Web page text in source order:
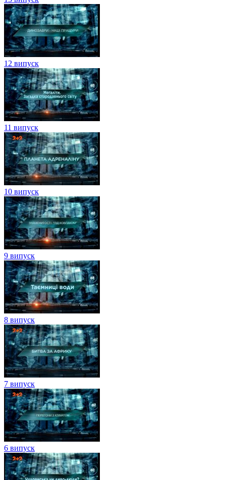
12 випуск
11 випуск
10 випуск
9 випуск
8 випуск
7 випуск
6 випуск